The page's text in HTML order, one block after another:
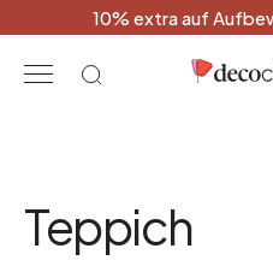
10% extra auf
Teppich